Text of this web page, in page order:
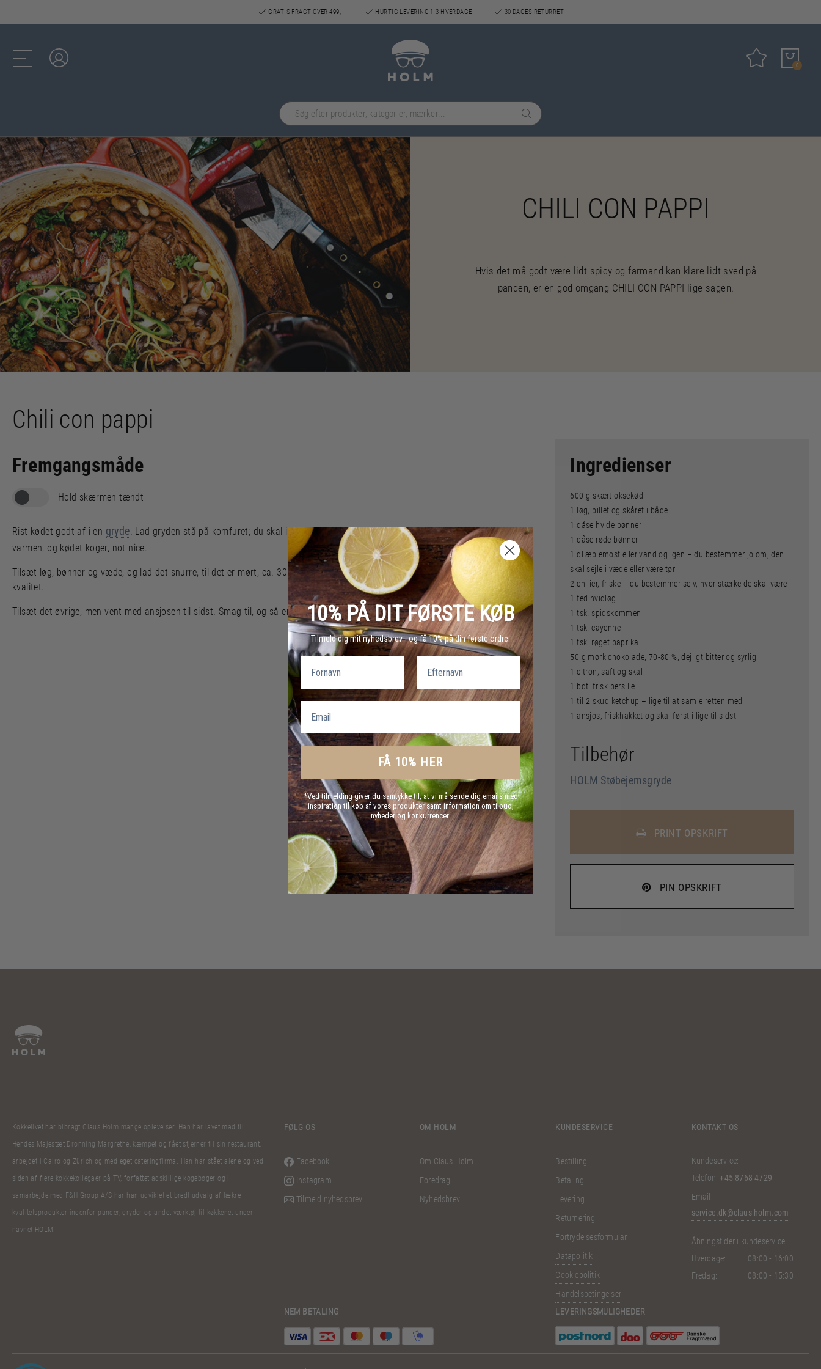
GRATIS FRAGT OVER 499,- HURTIG LEVERING 1-3 HVERDAGE 30 DAGES RETURRET
Tilføj til
0
CHILI CON PAPPI
Hvis det må godt være lidt spicy og farmand kan klare lidt sved på
panden, er en god omgang CHILI CON PAPPI lige sagen.
Chili con pappi
Fremgangsmåde
Hold skærmen tændt
Rist kødet godt af i en gryde. Lad gryden stå på komfuret; du skal ikke skubbe rundt med den, så taber du
varmen, og kødet koger, not nice.
Tilsæt løg, bønner og væde, og lad det snurre, til det er mørt, ca. 30-45 minutter, men det afhænger af kødets
kvalitet.
Tilsæt det øvrige, men vent med ansjosen til sidst. Smag til, og så er det spisetid, når det rykker i knæet af chili.
Ingredienser
600 g skært oksekød
1 løg, pillet og skåret i både
1 dåse hvide bønner
1 dåse røde bønner
1 dl æblemost eller vand og igen – du bestemmer jo om, den
skal sejle i væde eller være tør
2 chilier, friske – du bestemmer selv, hvor stærke de skal være
1 fed hvidløg
1 tsk. spidskommen
1 tsk. cayenne
1 tsk. røget paprika
50 g mørk chokolade, 70-80 %, dejligt bitter og syrlig
1 citron, saft og skal
1 bdt. frisk persille
1 til 2 skud ketchup – lige til at samle retten med
1 ansjos, friskhakket og skal først i lige til sidst
Tilbehør
HOLM Støbejernsgryde
PRINT OPSKRIFT
PIN OPSKRIFT
Kokkelivet har bibragt Claus Holm mange oplevelser. Han har lavet mad til
Hendes Majestæt Dronning Margrethe, kæmpet og fået stjerner til sin restaurant,
arbejdet i Cairo og Zürich og med eget cateringfirma. Han har stået alene og ved
siden af flere kokkekollegaer på TV, forfattet adskillige kogebøger og i
samarbejde med F&H Group A/S har han udviklet et bredt udvalg af lækre
kvalitetsprodukter indenfor pander, gryder og andet værktøj til køkkenet under
navnet HOLM.
FØLG OS
Facebook
Instagram
Tilmeld nyhedsbrev
OM HOLM
Om Claus Holm
Foredrag
Nyhedsbrev
KUNDESERVICE
Bestilling
Betaling
Levering
Returnering
Fortrydelsesformular
Datapolitik
Cookiepolitik
Handelsbetingelser
KONTAKT OS
Kundeservice:
Telefon: +45 8768 4729
Email:
service.dk@claus-holm.com
Åbningstider i kundeservice:
Hverdage:
08:00 - 16:00
Fredag:
08:00 - 15:30
NEM BETALING LEVERINGSMULIGHEDER
10% PÅ DIT FØRSTE KØB
Tilmeld dig mit nyhedsbrev - og få 10% på din første ordre.
Email
FÅ 10% HER
*Ved tilmelding giver du samtykke til, at vi må sende dig emails med
inspiration til køb af vores produkter samt information om tilbud,
nyheder og konkurrencer.